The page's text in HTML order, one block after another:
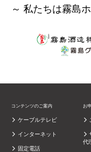
～ 私たちは霧島
コンテンツのご案内
ケーブルテレビ
インターネット
固定電話
お
代